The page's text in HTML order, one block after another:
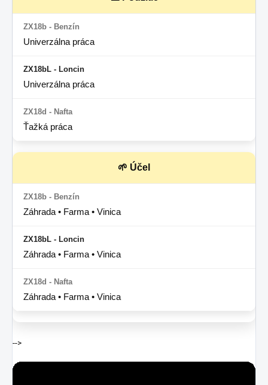
Univerzálna práca
Univerzálna práca
Ťažká práca
🌱 Účel
Záhrada • Farma • Vinica
Záhrada • Farma • Vinica
Záhrada • Farma • Vinica
-->